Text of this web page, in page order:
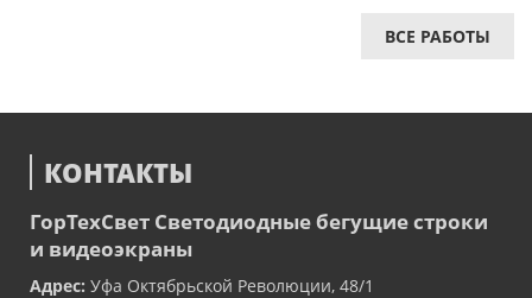
ВСЕ РАБОТЫ
КОНТАКТЫ
ГорТехСвет Светодиодные бегущие строки
и видеоэкраны
Адрес: Уфа Октябрьской Революции, 48/1